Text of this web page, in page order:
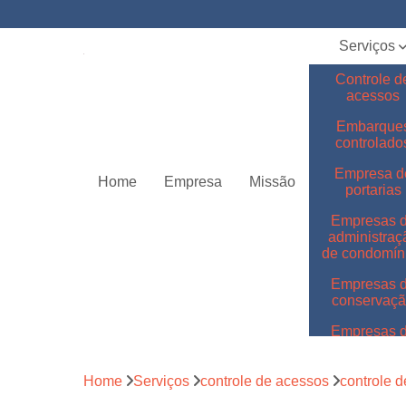
Home Empresa Missão
Serviços
Controle
acessos
Empresa
portarias
Empresas
de
Empresas
Empresas
Empresas
Home Serviços controle de acessos controle